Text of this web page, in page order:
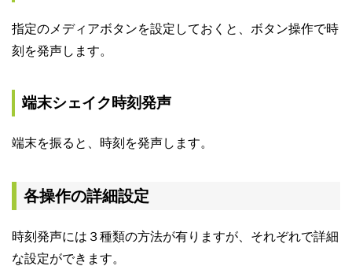
指定のメディアボタンを設定しておくと、ボタン操作で時
刻を発声します。
端末シェイク時刻発声
端末を振ると、時刻を発声します。
各操作の詳細設定
時刻発声には３種類の方法が有りますが、それぞれで詳細
な設定ができます。